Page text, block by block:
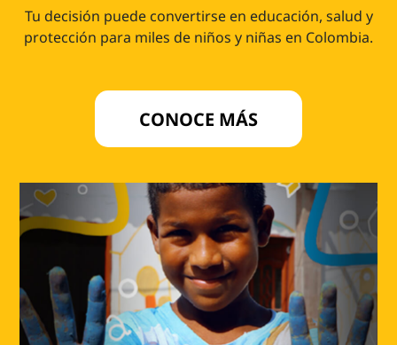
Tu decisión puede convertirse en educación, salud y
protección para miles de niños y niñas en Colombia.
CONOCE MÁS